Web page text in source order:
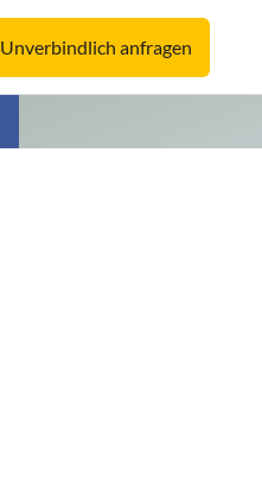
Unverbindlich anfragen